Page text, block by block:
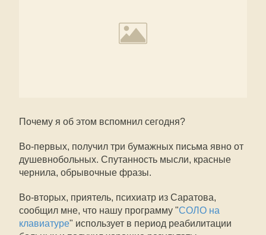
Почему я об этом вспомнил сегодня?
Во-первых, получил три бумажных письма явно от
душевнобольных. Спутанность мысли, красные
чернила, обрывочные фразы.
Во-вторых, приятель, психиатр из Саратова,
сообщил мне, что нашу программу "СОЛО на
клавиатуре" использует в период реабилитации